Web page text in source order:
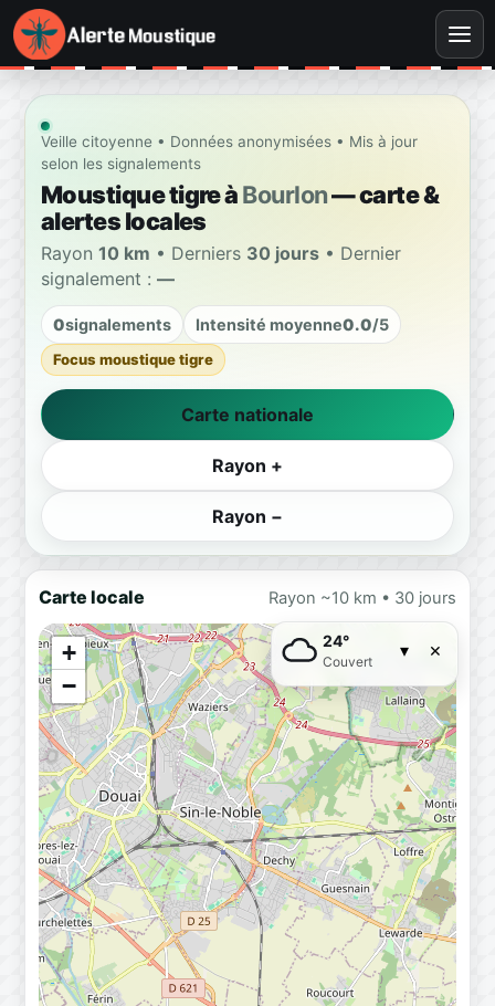
Veille citoyenne • Données anonymisées • Mis à jour
selon les signalements
Moustique tigre àBourlon— carte &
alertes locales
Rayon 10 km • Derniers 30 jours • Dernier
signalement : —
0signalements Intensité moyenne0.0/5
Focus moustique tigre
Carte nationale
Rayon +
Rayon −
Carte locale Rayon ~10 km • 30 jours
+
−
24°
Couvert ▾ ×